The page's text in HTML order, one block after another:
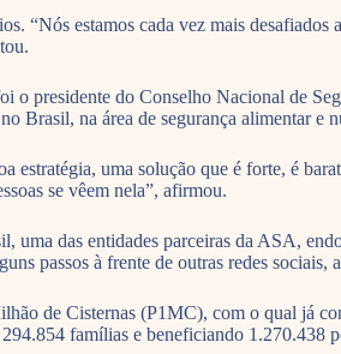
“Nós estamos cada vez mais
o presidente do Conselho Nacional de
Brasil, na área de segurança alimentar e
uma solução que é forte, é
se vêem nela”, afirmou.
uma das entidades parceiras da ASA,
passos à frente de outras redes
de Cisternas (P1MC), com o qual já
famílias e beneficiando 1.270.438